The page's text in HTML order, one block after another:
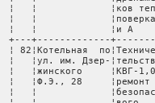
поверка системы  КИП¦              ¦          ¦
   ¦   ¦             ¦и А                 ¦              ¦          ¦
   +---+-------------+--------------------+--------------+----------+
   ¦ 82¦Котельная  по¦Техническое  освиде-¦ОАО "НПО      ¦Сентябрь  ¦
   ¦   ¦ул. им. Дзер-¦тельствование котлов¦"Промавтомати-¦(Ткаченко ¦
   ¦   ¦жинского     ¦КВГ-1,0,  ревизия  и¦ка"           ¦Р.Ю.)     ¦
   ¦   ¦Ф.Э., 28     ¦ремонт    автоматики¦              ¦          ¦
   ¦   ¦             ¦безопасности,  газо-¦              ¦          ¦
   ¦   ¦             ¦вого   оборудования,¦              ¦          ¦
   ¦   ¦             ¦ГРУ,  питательных  и¦              ¦          ¦
   ¦   ¦             ¦циркуляционных насо-¦              ¦          ¦
   ¦   ¦             ¦сов,  запорной арма-¦              ¦          ¦
   ¦   ¦             ¦туры,  электрообору-¦              ¦          ¦
   ¦   ¦             ¦дования, теплотрасс,¦              ¦          ¦
   ¦   ¦             ¦КИП и А             ¦              ¦          ¦
   +---+-------------+--------------------+--------------+----------+
   ¦      Прикубанский внутригородской округ города Краснодара      ¦
   +---T-------------T--------------------T--------------T----------+
   ¦ 83¦Теплосеть  по¦Реконструкция 85   м¦ОАО   "Красно-¦Июль  (Ко-¦
   ¦   ¦ул.  им. Кос-¦теплосети